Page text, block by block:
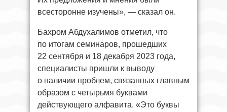
всесторонне изучены», — сказал он.
Бахром Абдухалимов отметил, что
по итогам семинаров, прошедших
22 сентября и 18 декабря 2023 года,
специалисты пришли к выводу
о наличии проблем, связанных главным
образом с четырьмя буквами
действующего алфавита. «Это буквы